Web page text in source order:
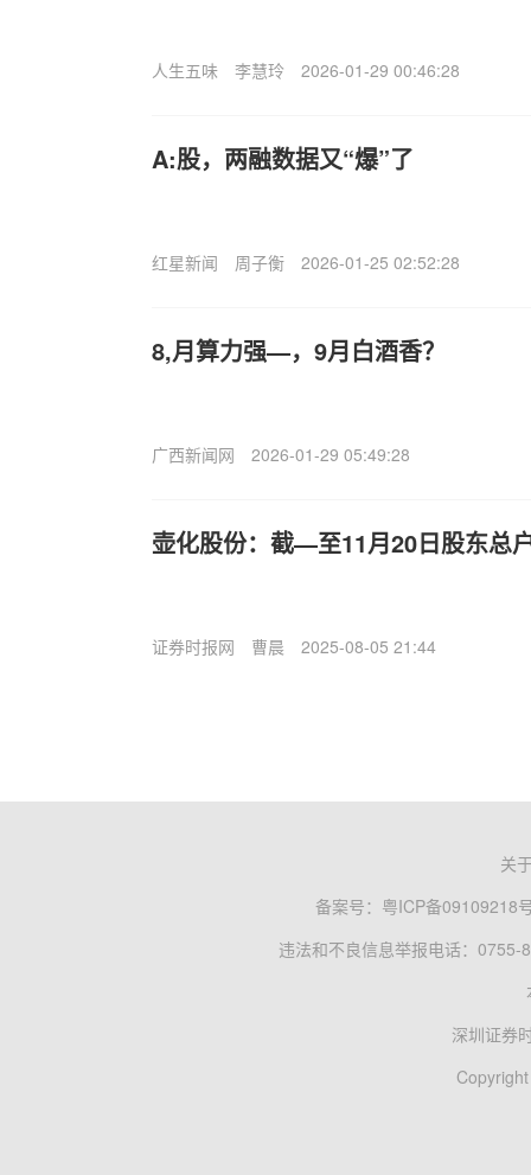
人生五味 李慧玲 2026-01-29 00:46:28
A:股，两融数据又“爆”了
红星新闻 周子衡 2026-01-25 02:52:28
8,月算力强—，9月白酒香？
广西新闻网 2026-01-29 05:49:28
壶化股份：截—至11月20日股东总
证券时报网 曹晨 2025-08-05 21:44
关
备案号： 粤ICP备09109218
违法和不良信息举报电话：0755-
深圳证券